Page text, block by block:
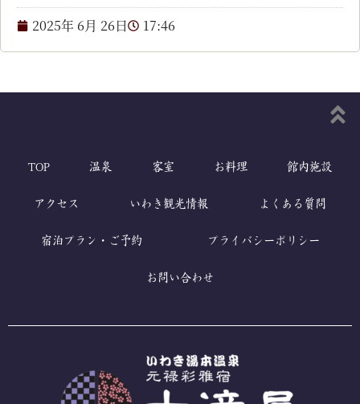
2025年 6月 26日 17:46
TOP 温泉 客室 お料理 館内施設
アクセス いわき観光情報 よくある質問
宿泊プラン・ご予約 プライバシーポリシー
お問い合わせ